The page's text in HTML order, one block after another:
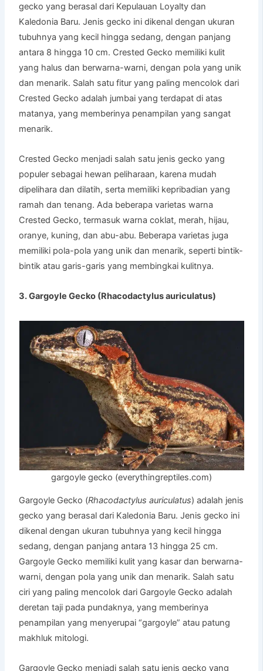
gecko yang berasal dari Kepulauan Loyalty dan
Kaledonia Baru. Jenis gecko ini dikenal dengan ukuran
tubuhnya yang kecil hingga sedang, dengan panjang
antara 8 hingga 10 cm. Crested Gecko memiliki kulit
yang halus dan berwarna-warni, dengan pola yang unik
dan menarik. Salah satu fitur yang paling mencolok dari
Crested Gecko adalah jumbai yang terdapat di atas
matanya, yang memberinya penampilan yang sangat
menarik.
Crested Gecko menjadi salah satu jenis gecko yang
populer sebagai hewan peliharaan, karena mudah
dipelihara dan dilatih, serta memiliki kepribadian yang
ramah dan tenang. Ada beberapa varietas warna
Crested Gecko, termasuk warna coklat, merah, hijau,
oranye, kuning, dan abu-abu. Beberapa varietas juga
memiliki pola-pola yang unik dan menarik, seperti bintik-
bintik atau garis-garis yang membingkai kulitnya.
3. Gargoyle Gecko (Rhacodactylus auriculatus)
gargoyle gecko (everythingreptiles.com)
Gargoyle Gecko (Rhacodactylus auriculatus) adalah jenis
gecko yang berasal dari Kaledonia Baru. Jenis gecko ini
dikenal dengan ukuran tubuhnya yang kecil hingga
sedang, dengan panjang antara 13 hingga 25 cm.
Gargoyle Gecko memiliki kulit yang kasar dan berwarna-
warni, dengan pola yang unik dan menarik. Salah satu
ciri yang paling mencolok dari Gargoyle Gecko adalah
deretan taji pada pundaknya, yang memberinya
penampilan yang menyerupai “gargoyle” atau patung
makhluk mitologi.
Gargoyle Gecko menjadi salah satu jenis gecko yang